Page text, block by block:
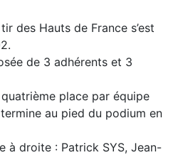
des Hauts de France s’est
de 3 adhérents et 3
place par équipe
au pied du podium en
à droite : Patrick SYS, Jean-